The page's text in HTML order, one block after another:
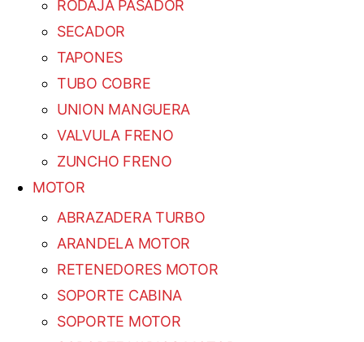
RODAJA PASADOR
SECADOR
TAPONES
TUBO COBRE
UNION MANGUERA
VALVULA FRENO
ZUNCHO FRENO
MOTOR
ABRAZADERA TURBO
ARANDELA MOTOR
RETENEDORES MOTOR
SOPORTE CABINA
SOPORTE MOTOR